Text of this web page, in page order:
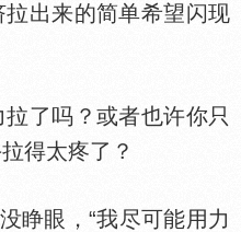
出来的简单希望闪现
了吗？或者也许你只
得太疼了？
眼，“我尽可能用力